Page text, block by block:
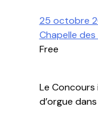
25 octobre
Chapelle
Free
Le Concours
d’orgue